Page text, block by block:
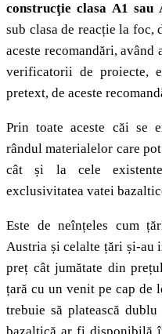
construcţie clasa A1 sau
sub clasa de reacție la foc,
aceste recomandări,
verificatorii de proiecte,
pretext, de aceste
Prin toate aceste căi se
rândul materialelor care
cât și la cele
exclusivitatea vatei
Este de neînțeles cum
Austria și celalte țări și-au
preț cât jumătate din
țară cu un venit pe cap de
trebuie să platească